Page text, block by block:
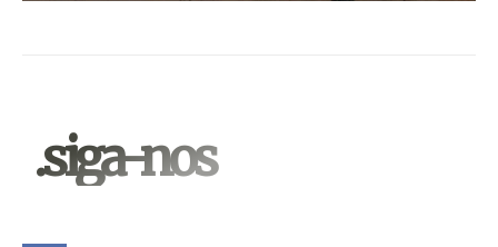
.siga-nos